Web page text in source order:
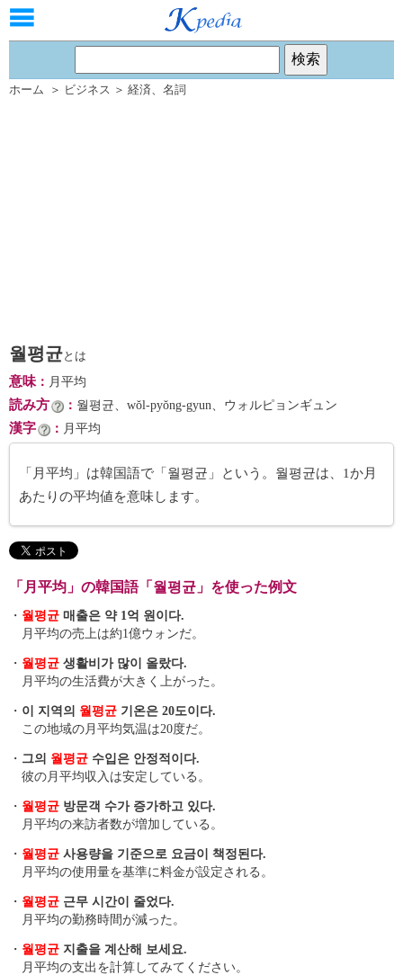
ホーム ＞ ビジネス ＞ 経済、 名詞
월평균とは
意味： 月平均
読み方 ： 월평균、wŏl-pyŏng-gyun、ウォルピョンギュン
漢字 ： 月平均
「月平均」は韓国語で「월평균」という。월평균は、1か月
あたりの平均値を意味します。
「月平均」の韓国語「월평균」を使った例文
・ 월평균 매출은 약 1억 원이다.
月平均の売上は約1億ウォンだ。
・ 월평균 생활비가 많이 올랐다.
月平均の生活費が大きく上がった。
・ 이 지역의 월평균 기온은 20도이다.
この地域の月平均気温は20度だ。
・ 그의 월평균 수입은 안정적이다.
彼の月平均収入は安定している。
・ 월평균 방문객 수가 증가하고 있다.
月平均の来訪者数が増加している。
・ 월평균 사용량을 기준으로 요금이 책정된다.
月平均の使用量を基準に料金が設定される。
・ 월평균 근무 시간이 줄었다.
月平均の勤務時間が減った。
・ 월평균 지출을 계산해 보세요.
月平均の支出を計算してみてください。